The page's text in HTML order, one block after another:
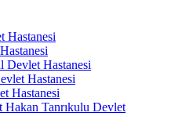
Hastanesi
Devlet Hastanesi
Hastanesi
Hastanesi
Hakan Tanrıkulu Devlet